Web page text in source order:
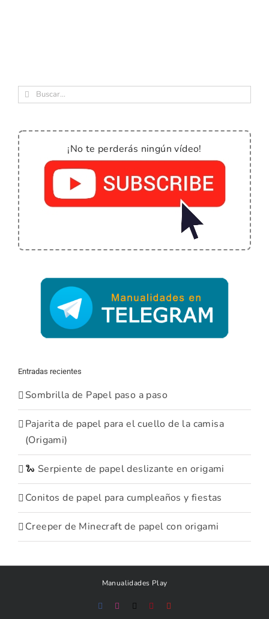
Buscar:
¡No te perderás ningún vídeo!
Entradas recientes
Sombrilla de Papel paso a paso
Pajarita de papel para el cuello de la camisa
(Origami)
🐍 Serpiente de papel deslizante en origami
Conitos de papel para cumpleaños y fiestas
Creeper de Minecraft de papel con origami
Manualidades Play
FacebookInstagram Pinterest